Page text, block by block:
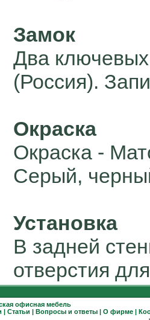
Замок
Два
(Россия).
Окраска
Окраска -
Серый,
Установка
В задней
отверстия
офисная мебель
| Статьи | Вопросы и ответы | О фирме |